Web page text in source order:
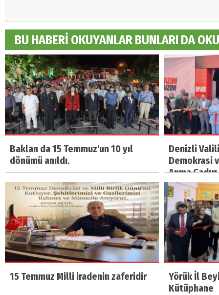
BU HABERİ OKUYANLAR BUNLARI DA
Baklan da 15 Temmuz'un 10 yıl
dönümü anıldı.
Denizli
Demokrasi
Anma
15 Temmuz Milli iradenin zaferidir
Yörük İl
Kütüphane